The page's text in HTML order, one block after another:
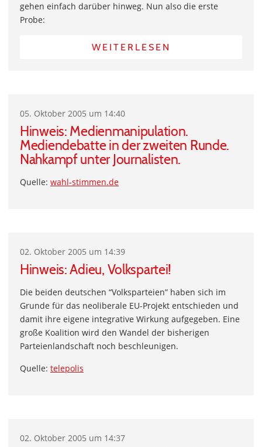
gehen einfach darüber hinweg. Nun also die erste
Probe:
WEITERLESEN
05. Oktober 2005 um 14:40
Hinweis: Medienmanipulation.
Mediendebatte in der zweiten Runde.
Nahkampf unter Journalisten.
Quelle: wahl-stimmen.de
02. Oktober 2005 um 14:39
Hinweis: Adieu, Volkspartei!
Die beiden deutschen “Volksparteien” haben sich im
Grunde für das neoliberale EU-Projekt entschieden und
damit ihre eigene integrative Wirkung aufgegeben. Eine
große Koalition wird den Wandel der bisherigen
Parteienlandschaft noch beschleunigen.
Quelle: telepolis
02. Oktober 2005 um 14:37